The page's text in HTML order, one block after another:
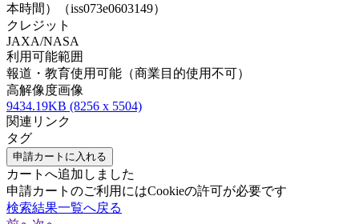
本時間）（iss073e0603149）
クレジット
JAXA/NASA
利用可能範囲
報道・教育使用可能（商業目的使用不可）
高解像度画像
9434.19KB (8256 x 5504)
関連リンク
タグ
申請カートに入れる
カートへ追加しました
申請カートのご利用にはCookieの許可が必要です
検索結果一覧へ戻る